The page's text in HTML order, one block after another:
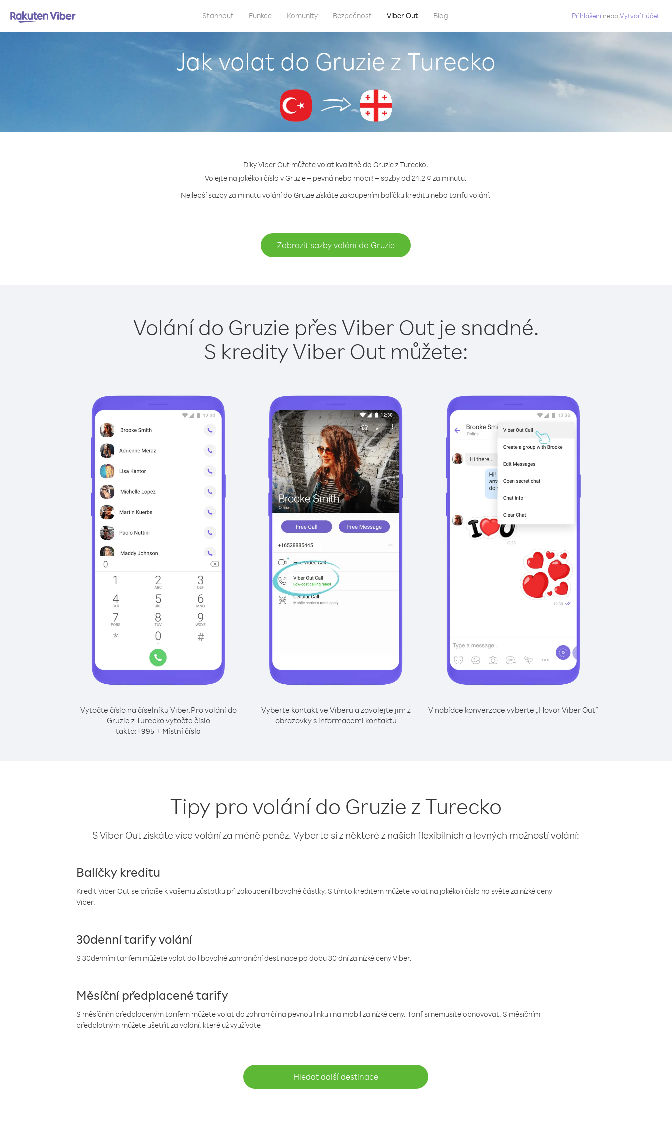
Stáhnout Funkce Komunity Bezpečnost Viber Out Blog Přihlášení neboVytvořit účet
Jak volat do Gruzie z Turecko
Díky Viber Out můžete volat kvalitně do Gruzie z Turecko.
Volejte na jakékoli číslo v Gruzie – pevná nebo mobil! – sazby od 24.2 ¢ za minutu.
Nejlepší sazby za minutu volání do Gruzie získáte zakoupením balíčku kreditu nebo tarifu volání.
Zobrazit sazby volání do Gruzie
Volání do Gruzie přes Viber Out je snadné.
S kredity Viber Out můžete:
Vytočte číslo na číselníku Viber.Pro volání do
Gruzie z Turecko vytočte číslo
takto:+995 + Místní číslo
Vyberte kontakt ve Viberu a zavolejte jim z
obrazovky s informacemi kontaktu
V nabídce konverzace vyberte „Hovor Viber Out“
Tipy pro volání do Gruzie z Turecko
S Viber Out získáte více volání za méně peněz. Vyberte si z některé z našich flexibilních a levných možností volání:
Balíčky kreditu
Kredit Viber Out se připíše k vašemu zůstatku při zakoupení libovolné částky. S tímto kreditem můžete volat na jakékoli číslo na světe za nízké ceny
Viber.
30denní tarify volání
S 30denním tarifem můžete volat do libovolné zahraniční destinace po dobu 30 dní za nízké ceny Viber.
Měsíční předplacené tarify
S měsíčním předplaceným tarifem můžete volat do zahraničí na pevnou linku i na mobil za nízké ceny. Tarif si nemusíte obnovovat. S měsíčním
předplatným můžete ušetřit za volání, které už využíváte
Hledat další destinace